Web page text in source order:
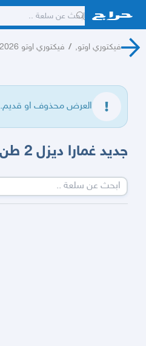
فيكتوري اوتو, / فيكتوري اوتو 2026
العرض محذوف او قديم.
جديد غمارا ديزل 2 طن 2026